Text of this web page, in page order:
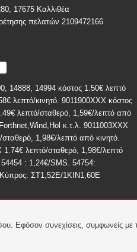
17675 Καλλιθέα
πελατών 2109472166
14888, 14994 κόστος 1.50€ λεπτό
λεπτό/κινητό. 9011900ΧΧΧ κόστος
λεπτό/σταθερό, 1,59€/λεπτό από
κ.τ.λ. 9011003XXX
1,98€/λεπτό από κινητό.
1.74€ λεπτό/σταθερό, 1,98€/λεπτό
54454 : 1,24€/SMS. 54754:
ΣT1,52E/1KIN1,60E
Εφόσον συνεχίσεις, συμφωνείς